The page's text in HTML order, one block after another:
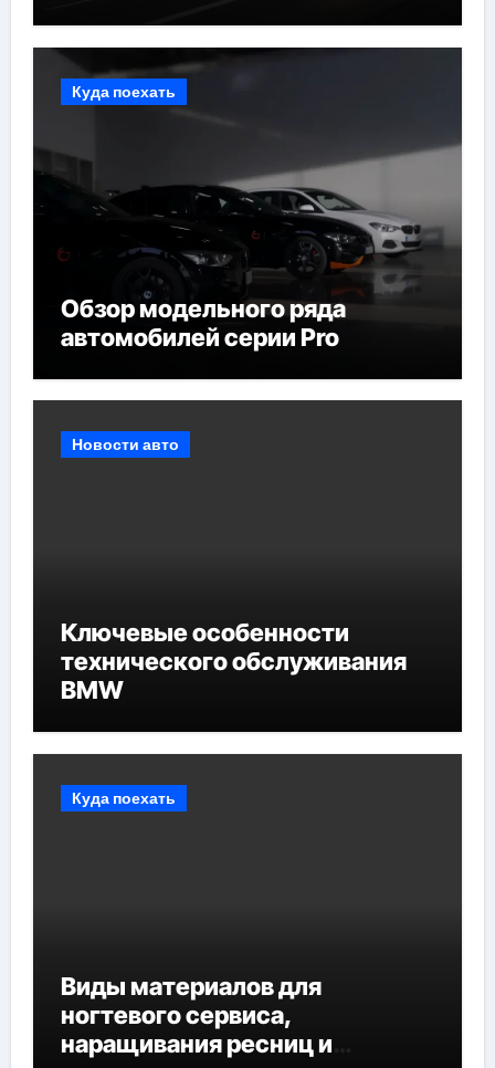
Куда поехать
Обзор модельного ряда
автомобилей серии Pro
Новости авто
Ключевые особенности
технического обслуживания
BMW
Куда поехать
Виды материалов для
ногтевого сервиса,
наращивания ресниц и